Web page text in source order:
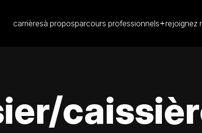
carrièresà proposparcours professionnels rejoignez